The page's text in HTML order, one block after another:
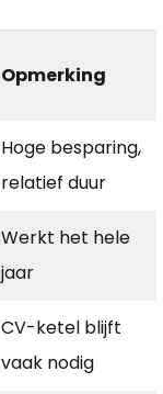
Opmerking
Hoge besparing,
relatief duur
Werkt het hele
jaar
CV-ketel blijft
vaak nodig